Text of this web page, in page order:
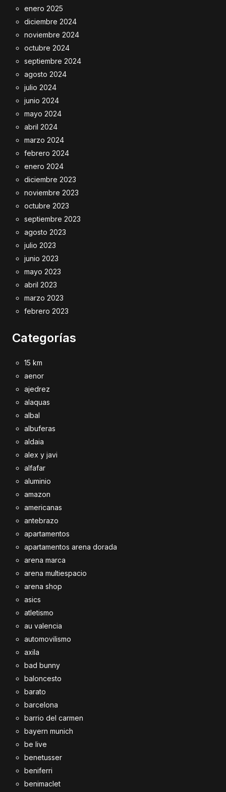
enero 2025
diciembre 2024
noviembre 2024
octubre 2024
septiembre 2024
agosto 2024
julio 2024
junio 2024
mayo 2024
abril 2024
marzo 2024
febrero 2024
enero 2024
diciembre 2023
noviembre 2023
octubre 2023
septiembre 2023
agosto 2023
julio 2023
junio 2023
mayo 2023
abril 2023
marzo 2023
febrero 2023
Categorías
15 km
aenor
ajedrez
alaquas
albal
albuferas
aldaia
alex y javi
alfafar
aluminio
amazon
americanas
antebrazo
apartamentos
apartamentos arena dorada
arena marca
arena multiespacio
arena shop
asics
atletismo
au valencia
automovilismo
axila
bad bunny
baloncesto
barato
barcelona
barrio del carmen
bayern munich
be live
benetusser
beniferri
benimaclet